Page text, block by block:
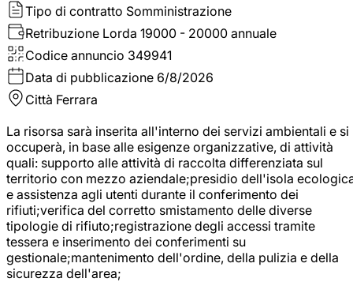
Tipo di contratto Somministrazione
Retribuzione Lorda 19000 - 20000 annuale
Codice annuncio 349941
Data di pubblicazione 6/8/2026
Città Ferrara
La risorsa sarà inserita all'interno dei servizi ambientali e si
occuperà, in base alle esigenze organizzative, di attività
quali: supporto alle attività di raccolta differenziata sul
territorio con mezzo aziendale;presidio dell'isola
e assistenza agli utenti durante il conferimento dei
rifiuti;verifica del corretto smistamento delle diverse
tipologie di rifiuto;registrazione degli accessi tramite
tessera e inserimento dei conferimenti su
gestionale;mantenimento dell'ordine, della pulizia e della
sicurezza dell'area;